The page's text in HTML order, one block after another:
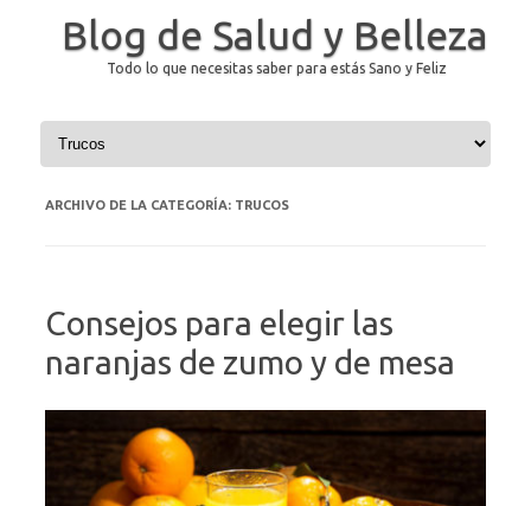
Blog de Salud y Belleza
Todo lo que necesitas saber para estás Sano y Feliz
Saltar al contenido
ARCHIVO DE LA CATEGORÍA: TRUCOS
Consejos para elegir las
naranjas de zumo y de mesa